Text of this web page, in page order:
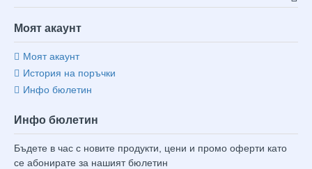
Моят акаунт
Моят акаунт
История на поръчки
Инфо бюлетин
Инфо бюлетин
Бъдете в час с новите продукти, цени и промо оферти като
се абонирате за нашият бюлетин